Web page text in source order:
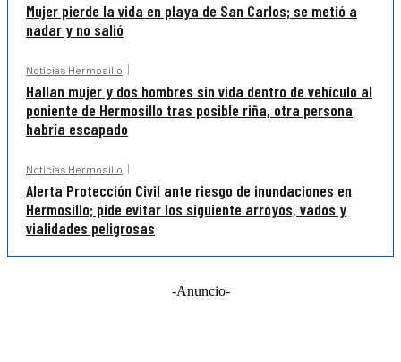
Mujer pierde la vida en playa de San Carlos; se metió a
nadar y no salió
Noticias Hermosillo
Hallan mujer y dos hombres sin vida dentro de vehículo al
poniente de Hermosillo tras posible riña, otra persona
habría escapado
Noticias Hermosillo
Alerta Protección Civil ante riesgo de inundaciones en
Hermosillo; pide evitar los siguiente arroyos, vados y
vialidades peligrosas
-Anuncio-